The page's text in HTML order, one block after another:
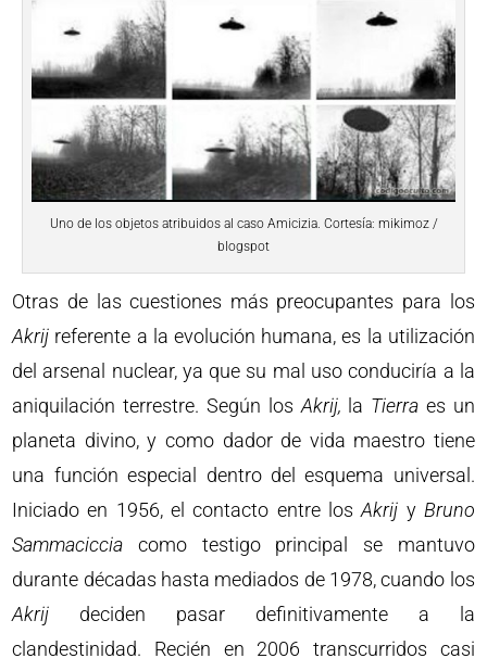
Uno de los objetos atribuidos al caso Amicizia. Cortesía: mikimoz /
blogspot
Otras de las cuestiones más preocupantes para los
Akrij referente a la evolución humana, es la utilización
del arsenal nuclear, ya que su mal uso conduciría a la
aniquilación terrestre. Según losAkrij, la Tierra es un
planeta divino, y como dador de vida maestro tiene
una función especial dentro del esquema universal.
Iniciado en 1956, el contacto entre losAkrij y Bruno
Sammaciccia como testigo principal se mantuvo
durante décadas hasta mediados de 1978, cuando los
Akrij deciden pasar definitivamente a la
clandestinidad. Recién en 2006 transcurridos casi